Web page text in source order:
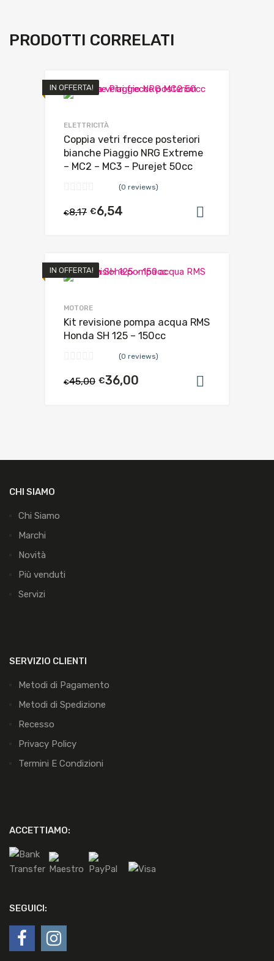
PRODOTTI CORRELATI
IN OFFERTA!
ELETTRICITÀ
Coppia vetri frecce posteriori
bianche Piaggio NRG Extreme
– MC2 – MC3 – Purejet 50cc
(0 reviews)
€8,17 €6,54
IN OFFERTA!
MOTORE
Kit revisione pompa acqua RMS
Honda SH 125 – 150cc
(0 reviews)
€45,00 €36,00
CHI SIAMO
Chi Siamo
Marchi
Novità
Più venduti
Servizi
SERVIZIO CLIENTI
Metodi di Pagamento
Metodi di Spedizione
Recesso
Privacy Policy
Termini E Condizioni
ACCETTIAMO:
SEGUICI: